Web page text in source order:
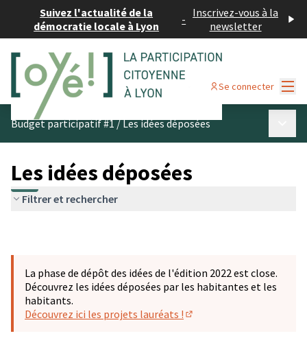
Suivez l'actualité de la
démocratie locale à Lyon
- Inscrivez-vous à la
newsletter
Se connecter
Budget participatif #1/Les idées déposées
Les idées déposées
Filtrer et rechercher
La phase de dépôt des idées de l'édition 2022 est close.
Découvrez les idées déposées par les habitantes et les
habitants.
Découvrez ici les projets lauréats !